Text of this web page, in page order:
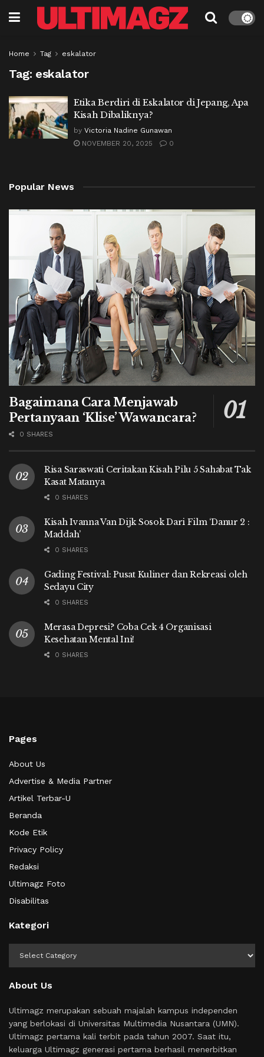
Home Tag eskalator
Tag: eskalator
Etika Berdiri di Eskalator di Jepang, Apa
Kisah Dibaliknya?
by Victoria Nadine Gunawan
NOVEMBER 20, 2025
0
Popular News
Bagaimana Cara Menjawab
Pertanyaan ‘Klise’ Wawancara?
0 SHARES
Risa Saraswati Ceritakan Kisah Pilu 5 Sahabat Tak
Kasat Matanya
0 SHARES
Kisah Ivanna Van Dijk Sosok Dari Film ‘Danur 2 :
Maddah’
0 SHARES
Gading Festival: Pusat Kuliner dan Rekreasi oleh
Sedayu City
0 SHARES
Merasa Depresi? Coba Cek 4 Organisasi
Kesehatan Mental Ini!
0 SHARES
Pages
About Us
Advertise & Media Partner
Artikel Terbar-U
Beranda
Kode Etik
Privacy Policy
Redaksi
Ultimagz Foto
Disabilitas
Kategori
About Us
Ultimagz merupakan sebuah majalah kampus independen
yang berlokasi di Universitas Multimedia Nusantara (UMN).
Ultimagz pertama kali terbit pada tahun 2007. Saat itu,
keluarga Ultimagz generasi pertama berhasil menerbitkan